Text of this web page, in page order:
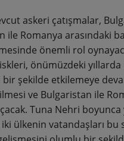
askeri çatışmalar,
ile Romanya arasındaki
önemli rol
önümüzdeki
şekilde etkilemeye
ve Bulgaristan ile
Tuna Nehri
ülkenin vatandaşları bu